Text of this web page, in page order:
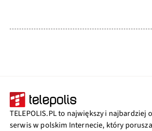
TELEPOLIS.PL to największy i najbardziej
serwis w polskim Internecie, który